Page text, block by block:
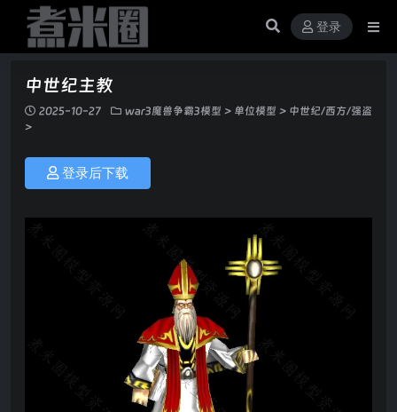
登录
中世纪主教
2025-10-27 war3魔兽争霸3模型 > 单位模型 > 中世纪/西方/强盗
>
登录后下载